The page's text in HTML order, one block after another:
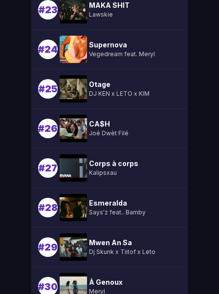
#23 MAKA SHIT
Lawskie
#24 Supernova
Vegedream feat. Meryl
#25 Otage
DJ KEN x LETO x KIM
#26 CA$H
Joé Dwèt Filé
#27 Corps à corps
Kalipsxau
#28 Esmeralda
Says'z feat.. Bamby
#29 Mwen An Sa
Dj Skunk x Tiitof x Leto
#30 À Genoux
Meryl